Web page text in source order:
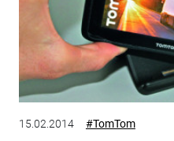
15.02.2014 #TomTom